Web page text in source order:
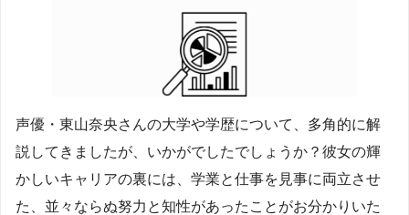
声優・東山奈央さんの大学や学歴について、多角的に解
説してきましたが、いかがでしたでしょうか？彼女の輝
かしいキャリアの裏には、学業と仕事を見事に両立させ
た、並々ならぬ努力と知性があったことがお分かりいた